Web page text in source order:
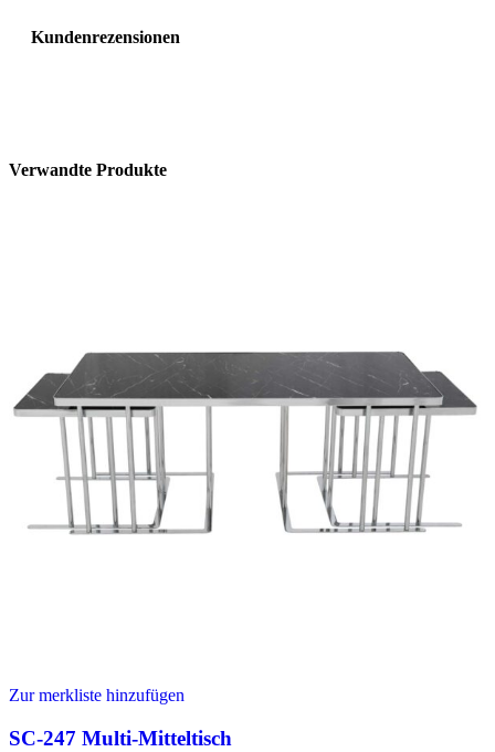
Kundenrezensionen
Verwandte Produkte
Zur merkliste hinzufügen
SC-247 Multi-Mitteltisch